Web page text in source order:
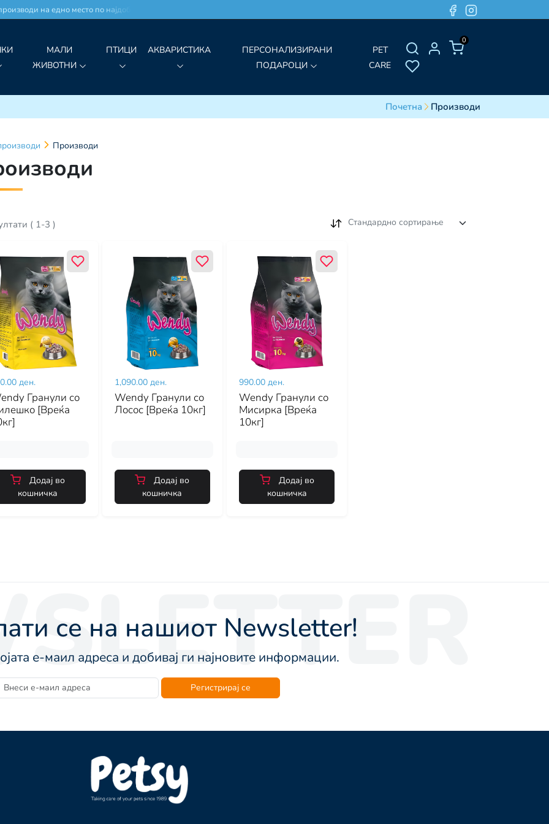
на едно место по најдобри цени!
0
МАЛИ
ЖИВОТНИ
ПТИЦИ АКВАРИСТИКА
ПЕРСОНАЛИЗИРАНИ
ПОДАРОЦИ
PET
CARE
Почетна Производи
Производи
( 1-3 ) Стандардно сортирање
ден.
Гранули со
[Вреќа
Додај во
кошничка
1,090.00 ден.
Wendy Гранули со
Лосос [Вреќа 10кг]
Додај во
кошничка
990.00 ден.
Wendy Гранули со
Мисирка [Вреќа
10кг]
Додај во
кошничка
се на нашиот Newsletter!
е-маил адреса и добивај ги најновите информации.
Регистрирај се